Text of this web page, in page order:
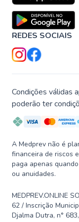
REDES SOCIAIS
Condições válidas
poderão ter
A Medprev não é
financeira de riscos
paga apenas
ou anuidades.
MEDPREV.ONLINE
62 / Inscrição
Djalma Dutra, n°